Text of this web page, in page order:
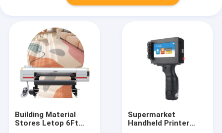
Building Material
Stores Letop 6Ft
Supermarket
Handheld Printer